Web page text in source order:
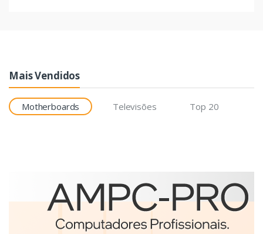
Mais Vendidos
Motherboards Televisões Top 20
Etiquetas
Brother BCS-1J074102-121
etiqueta para impressão
Branco